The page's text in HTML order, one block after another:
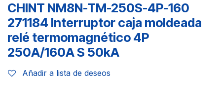
CHINT NM8N-TM-250S-4P-160
271184 Interruptor caja moldeada
relé termomagnético 4P
250A/160A S 50kA
Añadir a lista de deseos